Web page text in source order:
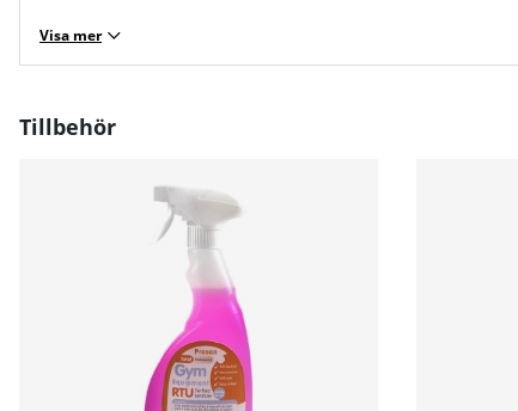
Träningsfördelar:
Med Tricon Flex kan du arbeta med flera olika mål:
Den integrerade flexarmens rörelse skapar också
Tricon Flex är byggd med stark stålkonstruktion
Redskapets ytor och komponenter är utformade
Kompatibilitet och användning:
Denna ryggtränare kräver inget extra fäste eller
Den är enkel att ställa upp i ditt hemgym och kan
Tricon Flex är lämpad för både nybörjare och mer
Tekniska specifikationer:
Visa mer
Tillbehör